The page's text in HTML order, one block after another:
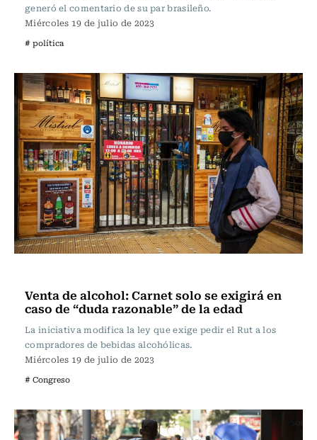
generó el comentario de su par brasileño.
Miércoles 19 de julio de 2023
# política
Venta de alcohol: Carnet solo se exigirá en
caso de “duda razonable” de la edad
La iniciativa modifica la ley que exige pedir el Rut a los
compradores de bebidas alcohólicas.
Miércoles 19 de julio de 2023
# Congreso